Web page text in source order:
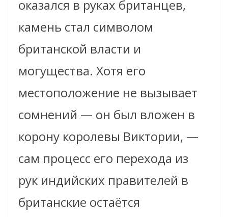
оказался в руках британцев,
камень стал символом
британской власти и
могущества. Хотя его
местоположение не вызывает
сомнений — он был вложен в
корону королевы Виктории, —
сам процесс его перехода из
рук индийских правителей в
британские остаётся